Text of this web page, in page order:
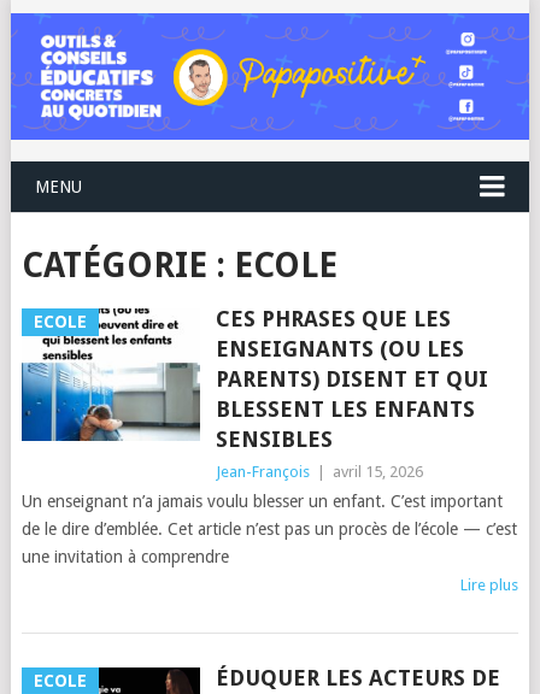
MENU
CATÉGORIE : ECOLE
ECOLE
CES PHRASES QUE LES
ENSEIGNANTS (OU LES
PARENTS) DISENT ET QUI
BLESSENT LES ENFANTS
SENSIBLES
Jean-François avril 15, 2026
Un enseignant n’a jamais voulu blesser un enfant. C’est important
de le dire d’emblée. Cet article n’est pas un procès de l’école — c’est
une invitation à comprendre
Lire plus
ECOLE
ÉDUQUER LES ACTEURS DE